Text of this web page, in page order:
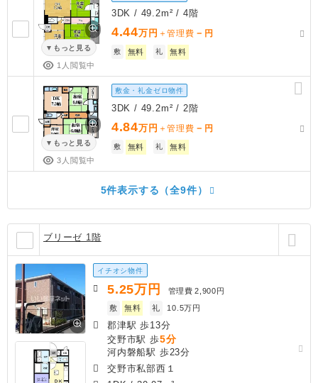
もっと見る
1人閲覧中
3DK / 49.2m² / 4階
4.44万円 ＋管理費 － 円
敷 無料 礼 無料
もっと見る
3人閲覧中
敷金・礼金ゼロ物件
3DK / 49.2m² / 2階
4.84万円 ＋管理費 － 円
敷 無料 礼 無料
5件表示する（全9件）
ブリーゼ 1階
イチオシ物件
5.25万円 管理費 2,900円
敷
無料 礼 10.5万円
郡津駅 歩13分
交野市駅 歩5分
河内磐船駅 歩23分
交野市私部西１